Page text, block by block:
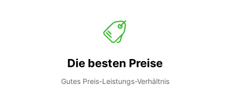
Die besten Preise
Gutes Preis-Leistungs-Verhältnis